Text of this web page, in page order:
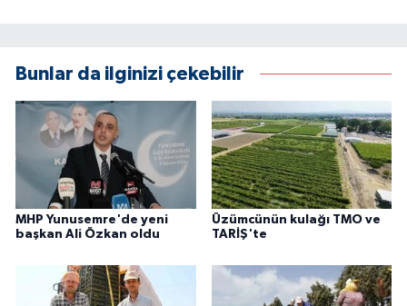
Bunlar da ilginizi çekebilir
MHP Yunusemre'de yeni
başkan Ali Özkan oldu
Üzümcünün kulağı TMO ve
TARİŞ'te